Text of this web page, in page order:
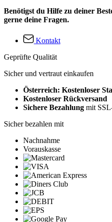
Benötigst du Hilfe zu deiner
gerne deine Fragen.
Kontakt
Geprüfte Qualität
Sicher und vertraut einkaufen
Österreich: Kostenloser
Kostenloser Rückversand
Sichere Bezahlung mit
Sicher bezahlen mit
Nachnahme
Vorauskasse